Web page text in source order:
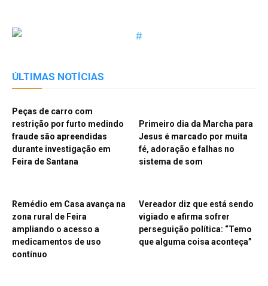
ÚLTIMAS NOTÍCIAS
Peças de carro com
restrição por furto medindo
fraude são apreendidas
durante investigação em
Feira de Santana
Primeiro dia da Marcha para
Jesus é marcado por muita
fé, adoração e falhas no
sistema de som
Remédio em Casa avança na
zona rural de Feira
ampliando o acesso a
medicamentos de uso
contínuo
Vereador diz que está sendo
vigiado e afirma sofrer
perseguição política: “Temo
que alguma coisa aconteça”